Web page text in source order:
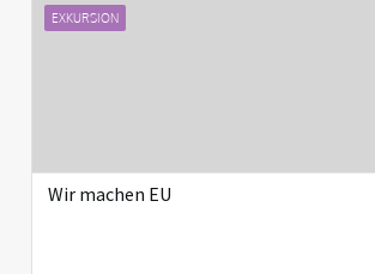
EXKURSION
Wir machen EU